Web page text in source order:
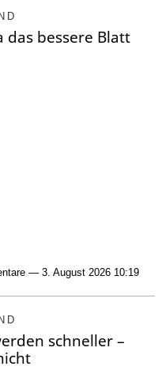
das bessere Blatt
— 3. August 2026 10:19
schneller –